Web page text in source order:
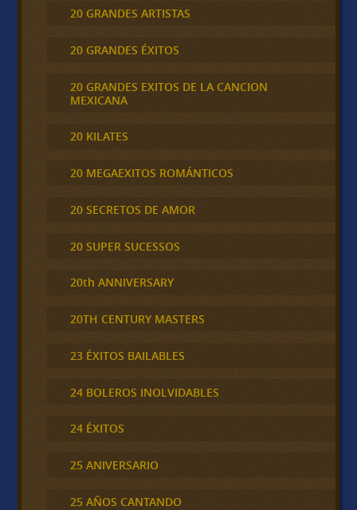
20 GRANDES ARTISTAS
20 GRANDES ÉXITOS
20 GRANDES EXITOS DE LA CANCION
MEXICANA
20 KILATES
20 MEGAEXITOS ROMÁNTICOS
20 SECRETOS DE AMOR
20 SUPER SUCESSOS
20th ANNIVERSARY
20TH CENTURY MASTERS
23 ÉXITOS BAILABLES
24 BOLEROS INOLVIDABLES
24 ÉXITOS
25 ANIVERSARIO
25 AÑOS CANTANDO